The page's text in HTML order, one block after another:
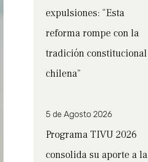
expulsiones: “Esta
reforma rompe con la
tradición constitucional
chilena”
5 de Agosto 2026
Programa TIVU 2026
consolida su aporte a la